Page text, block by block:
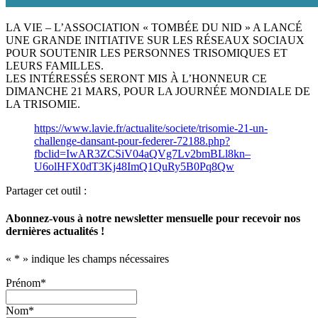
LA VIE – L’ASSOCIATION « TOMBÉE DU NID » A LANCÉ
UNE GRANDE INITIATIVE SUR LES RÉSEAUX SOCIAUX
POUR SOUTENIR LES PERSONNES TRISOMIQUES ET
LEURS FAMILLES.
LES INTÉRESSÉS SERONT MIS À L’HONNEUR CE
DIMANCHE 21 MARS, POUR LA JOURNÉE MONDIALE DE
LA TRISOMIE.
https://www.lavie.fr/actualite/societe/trisomie-21-un-
challenge-dansant-pour-federer-72188.php?
fbclid=IwAR3ZCSiV04aQVg7Lv2bmBLl8kn–
U6olHFX0dT3Kj48ImQ1QuRy5B0Pq8Qw
Partager cet outil :
Abonnez-vous à notre newsletter mensuelle pour recevoir nos
dernières actualités !
« * » indique les champs nécessaires
Prénom*
Nom*